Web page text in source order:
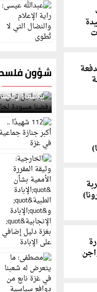
شؤون
إسرائيل
يكشف: